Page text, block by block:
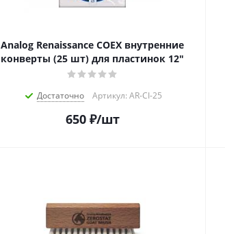
Analog Renaissance COEX внутренние
конверты (25 шт) для пластинок 12"
Достаточно Артикул: AR-CI-25
650₽/шт